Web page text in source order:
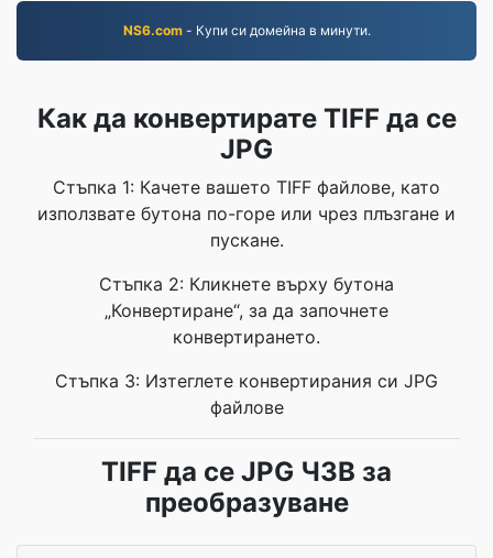
NS6.com- Купи си домейна в минути.
Как да конвертирате TIFF да се
JPG
Стъпка 1: Качете вашето TIFF файлове, като
използвате бутона по-горе или чрез плъзгане и
пускане.
Стъпка 2: Кликнете върху бутона
„Конвертиране“, за да започнете
конвертирането.
Стъпка 3: Изтеглете конвертирания си JPG
файлове
TIFF да се JPG ЧЗВ за
преобразуване